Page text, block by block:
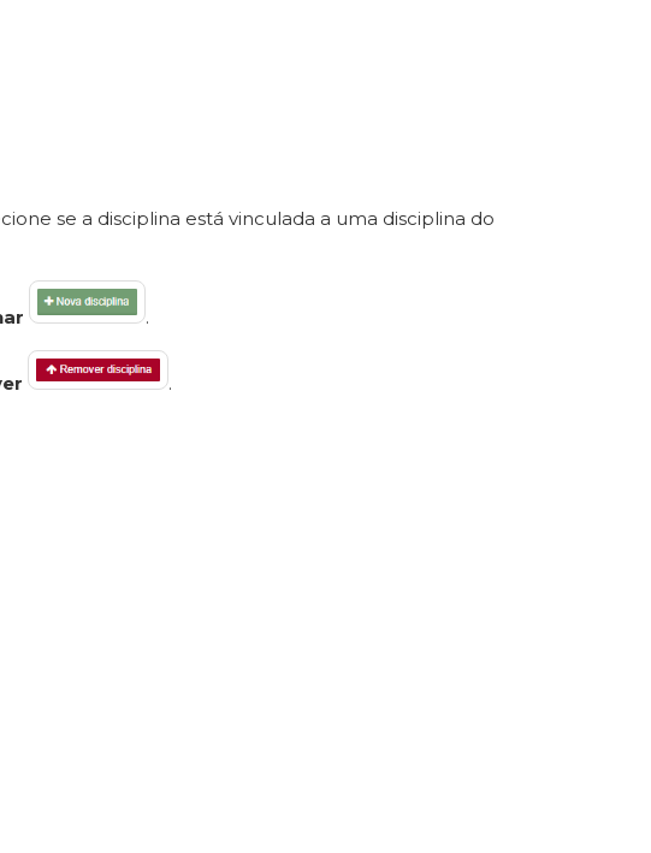
se a disciplina está vinculada a uma disciplina do
.
.